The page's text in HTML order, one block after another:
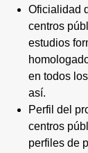
Oficialidad
centros
estudios
en todos
así.
Perfil del
centros
perfiles de